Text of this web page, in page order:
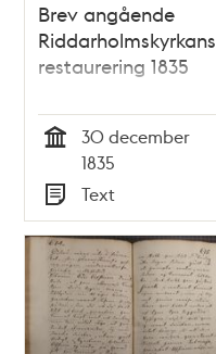
Brev angående
Riddarholmskyrkans
restaurering 1835
30 december
1835
Typ
Text